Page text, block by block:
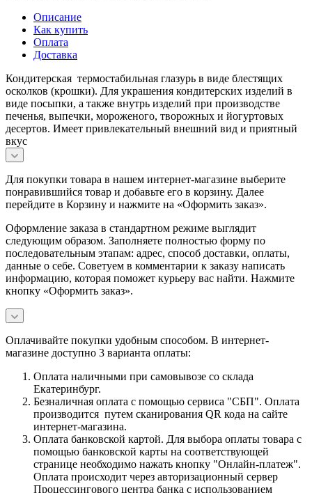
Описание
Как купить
Оплата
Доставка
Кондитерская термостабильная глазурь в виде блестящих
осколков (крошки). Для украшения кондитерских изделий в
виде посыпки, а также внутрь изделий при производстве
печенья, выпечки, мороженого, творожных и йогуртовых
десертов. Имеет привлекательный внешний вид и приятный
вкус
Для покупки товара в нашем интернет-магазине выберите
понравившийся товар и добавьте его в корзину. Далее
перейдите в Корзину и нажмите на «Оформить заказ».
Оформление заказа в стандартном режиме выглядит
следующим образом. Заполняете полностью форму по
последовательным этапам: адрес, способ доставки, оплаты,
данные о себе. Советуем в комментарии к заказу написать
информацию, которая поможет курьеру вас найти. Нажмите
кнопку «Оформить заказ».
Оплачивайте покупки удобным способом. В интернет-
магазине доступно 3 варианта оплаты:
Оплата наличными при самовывозе со склада
Екатеринбург.
Безналичная оплата с помощью сервиса "СБП". Оплата
производится путем сканирования QR кода на сайте
интернет-магазина.
Оплата банковской картой. Для выбора оплаты товара с
помощью банковской карты на соответствующей
странице необходимо нажать кнопку "Онлайн-платеж".
Оплата происходит через авторизационный сервер
Процессингового центра банка с использованием